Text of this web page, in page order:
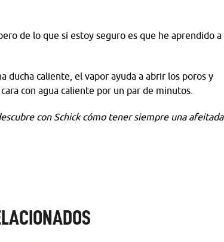
de lo que sí estoy seguro es que he aprendido a
ducha caliente, el vapor ayuda a abrir los poros y
con agua caliente por un par de minutos.
con Schick cómo tener siempre una afeitada